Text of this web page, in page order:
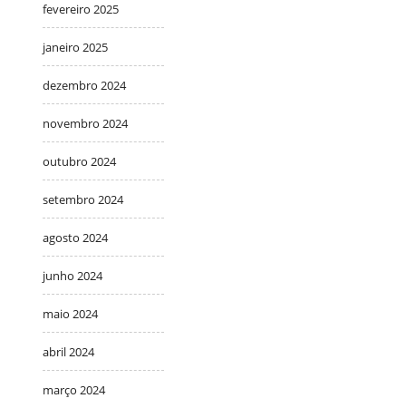
fevereiro 2025
janeiro 2025
dezembro 2024
novembro 2024
outubro 2024
setembro 2024
agosto 2024
junho 2024
maio 2024
abril 2024
março 2024